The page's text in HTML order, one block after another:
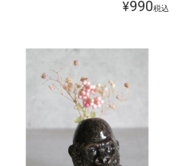
¥990税込